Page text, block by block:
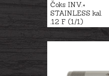
Čoks INV.+
STAINLESS kal.
.12 F (1/1)